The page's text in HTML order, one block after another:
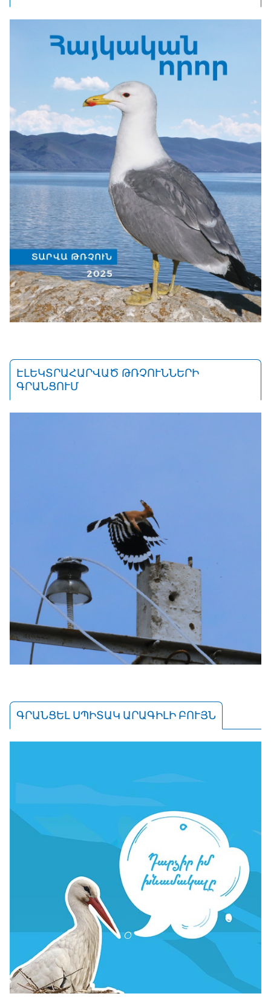
ԷԼԵԿՏՐԱՀԱՐՎԱԾ ԹՌՉՈՒՆՆԵՐԻ
ԳՐԱՆՑՈՒՄ
ԳՐԱՆՑԵԼ ՍՊԻՏԱԿ ԱՐԱԳԻԼԻ ԲՈՒՅՆ